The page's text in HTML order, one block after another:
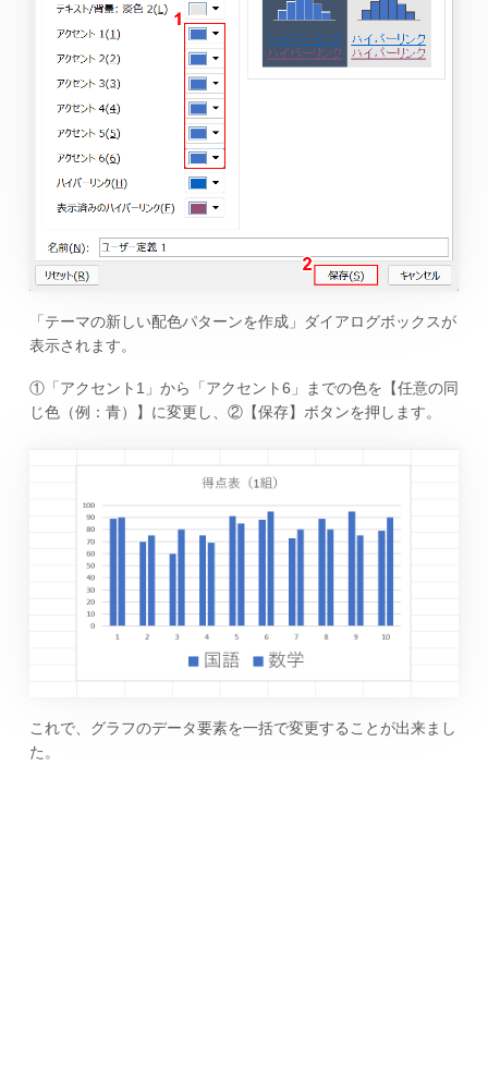
「テーマの新しい配色パターンを作成」ダイアログボックスが
表示されます。
①「アクセント1」から「アクセント6」までの色を【任意の同
じ色（例：青）】に変更し、②【保存】ボタンを押します。
これで、グラフのデータ要素を一括で変更することが出来まし
た。